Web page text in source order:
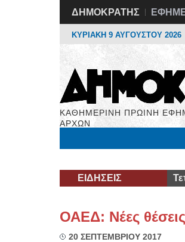
ΔΗΜΟΚΡΑΤΗΣ
ΚΥΡΙΑΚΗ 9 ΑΥΓΟΥΣΤΟΥ 2026
ΚΑΘΗΜΕΡΙΝΗ ΠΡΩΙΝΗ
ΑΡΧΩΝ
ΕΙΔΗΣΕΙΣ
ΟΑΕΔ: Νέες
20 ΣΕΠΤΕΜΒΡΙΟΥ 2017